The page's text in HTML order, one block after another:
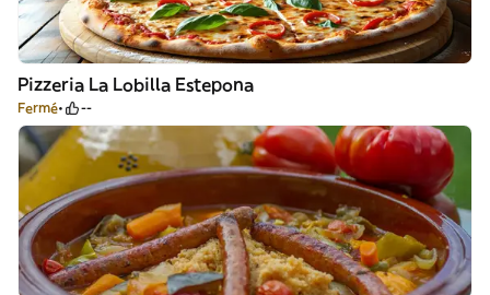
Pizzeria La Lobilla Estepona
Fermé --